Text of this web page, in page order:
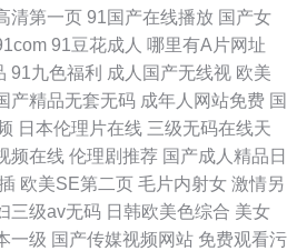
清第一页 91国产在线播放 国产女
91豆花成人 哪里有A片网址
91九色福利 成人国产无线视 欧美
产精品无套无码 成年人网站免费 国
日本伦理片在线 三级无码在线天
频在线 伦理剧推荐 国产成人精品日
欧美SE第二页 毛片内射女 激情另
三级av无码 日韩欧美色综合 美女
一级 国产传媒视频网站 免费观看污